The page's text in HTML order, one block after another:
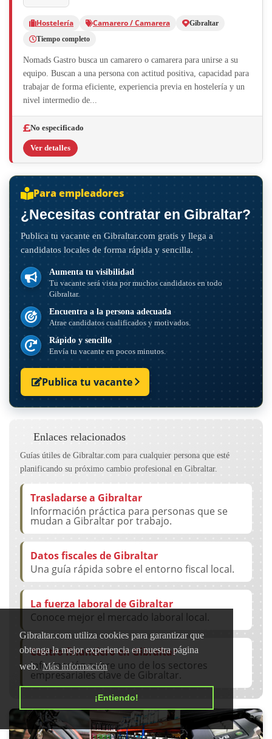
Gibraltar.com utiliza cookies para garantizar que
obtenga la mejor experiencia en nuestra página
web. Más información
¡Entiendo!
Hostelería Camarero / Camarera
Gibraltar
Tiempo completo
Nomads Gastro busca un camarero o camarera para unirse a su
equipo. Buscan a una persona con actitud positiva, capacidad para
trabajar de forma eficiente, experiencia previa en hostelería y un
nivel intermedio de...
No especificado
Ver detalles
Para empleadores
¿Necesitas contratar en Gibraltar?
Publica tu vacante en Gibraltar.com gratis y llega a
candidatos locales de forma rápida y sencilla.
Aumenta tu visibilidad
Tu vacante será vista por muchos candidatos en todo
Gibraltar.
Encuentra a la persona adecuada
Atrae candidatos cualificados y motivados.
Rápido y sencillo
Envía tu vacante en pocos minutos.
Publica tu vacante
Enlaces relacionados
Guías útiles de Gibraltar.com para cualquier persona que esté
planificando su próximo cambio profesional en Gibraltar.
Trasladarse a Gibraltar
Información práctica para personas que se
mudan a Gibraltar por trabajo.
Datos fiscales de Gibraltar
Una guía rápida sobre el entorno fiscal local.
La fuerza laboral de Gibraltar
Conoce mejor el mercado laboral local.
Centro financiero en Gibraltar
Información sobre uno de los sectores
empresariales clave de Gibraltar.